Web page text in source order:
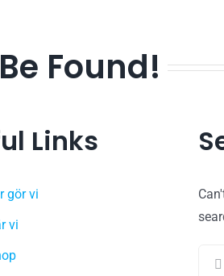
Found!
Links
gör vi
vi